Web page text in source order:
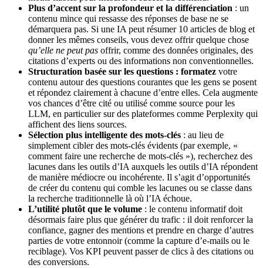
Plus d’accent sur la profondeur et la différenciation : un
contenu mince qui ressasse des réponses de base ne se
démarquera pas. Si une IA peut résumer 10 articles de blog et
donner les mêmes conseils, vous devez offrir quelque chose
qu’elle ne peut pas offrir, comme des données originales, des
citations d’experts ou des informations non conventionnelles.
Structuration basée sur les questions : formatez votre
contenu autour des questions courantes que les gens se posent
et répondez clairement à chacune d’entre elles. Cela augmente
vos chances d’être cité ou utilisé comme source pour les
LLM, en particulier sur des plateformes comme Perplexity qui
affichent des liens sources.
Sélection plus intelligente des mots-clés : au lieu de
simplement cibler des mots-clés évidents (par exemple, «
comment faire une recherche de mots-clés »), recherchez des
lacunes dans les outils d’IA auxquels les outils d’IA répondent
de manière médiocre ou incohérente. Il s’agit d’opportunités
de créer du contenu qui comble les lacunes ou se classe dans
la recherche traditionnelle là où l’IA échoue.
L’utilité plutôt que le volume : le contenu informatif doit
désormais faire plus que générer du trafic : il doit renforcer la
confiance, gagner des mentions et prendre en charge d’autres
parties de votre entonnoir (comme la capture d’e-mails ou le
reciblage). Vos KPI peuvent passer de clics à des citations ou
des conversions.